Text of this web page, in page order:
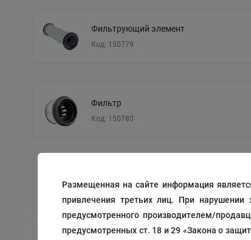
Размещенная на сайте информация
привлечения третьих лиц. При
предусмотренного производителем/
предусмотренных ст. 18 и 29 «Закона о
Фильтрующий элемент
Код: 150779
Фильтр
Код: 150780